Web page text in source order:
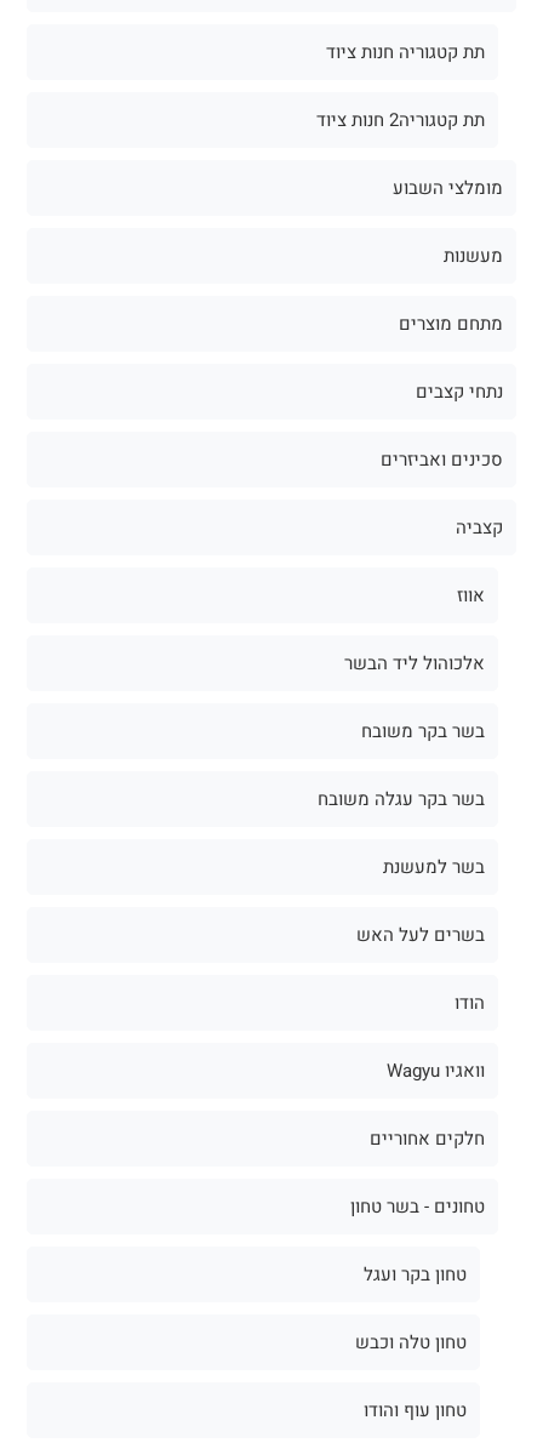
תת קטגוריה חנות ציוד
תת קטגוריה2 חנות ציוד
מומלצי השבוע
מעשנות
מתחם מוצרים
נתחי קצבים
סכינים ואביזרים
קצביה
אווז
אלכוהול ליד הבשר
בשר בקר משובח
בשר בקר עגלה משובח
בשר למעשנת
בשרים לעל האש
הודו
וואגיו Wagyu
חלקים אחוריים
טחונים - בשר טחון
טחון בקר ועגל
טחון טלה וכבש
טחון עוף והודו